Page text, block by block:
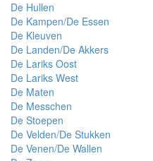
De Hullen
De Kampen/De Essen
De Kleuven
De Landen/De Akkers
De Lariks Oost
De Lariks West
De Maten
De Messchen
De Stoepen
De Velden/De Stukken
De Venen/De Wallen